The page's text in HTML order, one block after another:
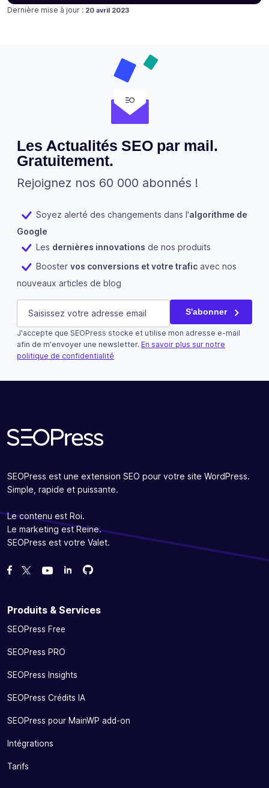
Dernière mise à jour : Publié le
20 avril 2023
Les Actualités SEO par mail.
Gratuitement.
Rejoignez nos 60 000 abonnés !
Soyez alerté des changements dans l'algorithme de
Google
Les dernières innovations de nos produits
Booster vos conversions et votre trafic avec nos
nouveaux articles de blog
Phone
Ce champ n’est utilisé qu’à des fins de validation et
E-mail (Nécessaire) S'abonner
J'accepte que SEOPress stocke et utilise mon adresse e-mail
afin de m'envoyer une newsletter. En savoir plus sur notre
politique de confidentialité
SEOPress est une extension SEO pour votre site WordPress.
Simple, rapide et puissante.
Le contenu est Roi.
Le marketing est Reine.
SEOPress est votre Valet.
Likez notre page Facebook
Suivez-nous sur Twitter
Nous voir sur YouTube
Forcez-nous sur GitHub
Forcez-nous sur GitHub
Produits & Services
SEOPress Free
SEOPress PRO
SEOPress Insights
SEOPress Crédits IA
SEOPress pour MainWP add-on
Intégrations
Tarifs